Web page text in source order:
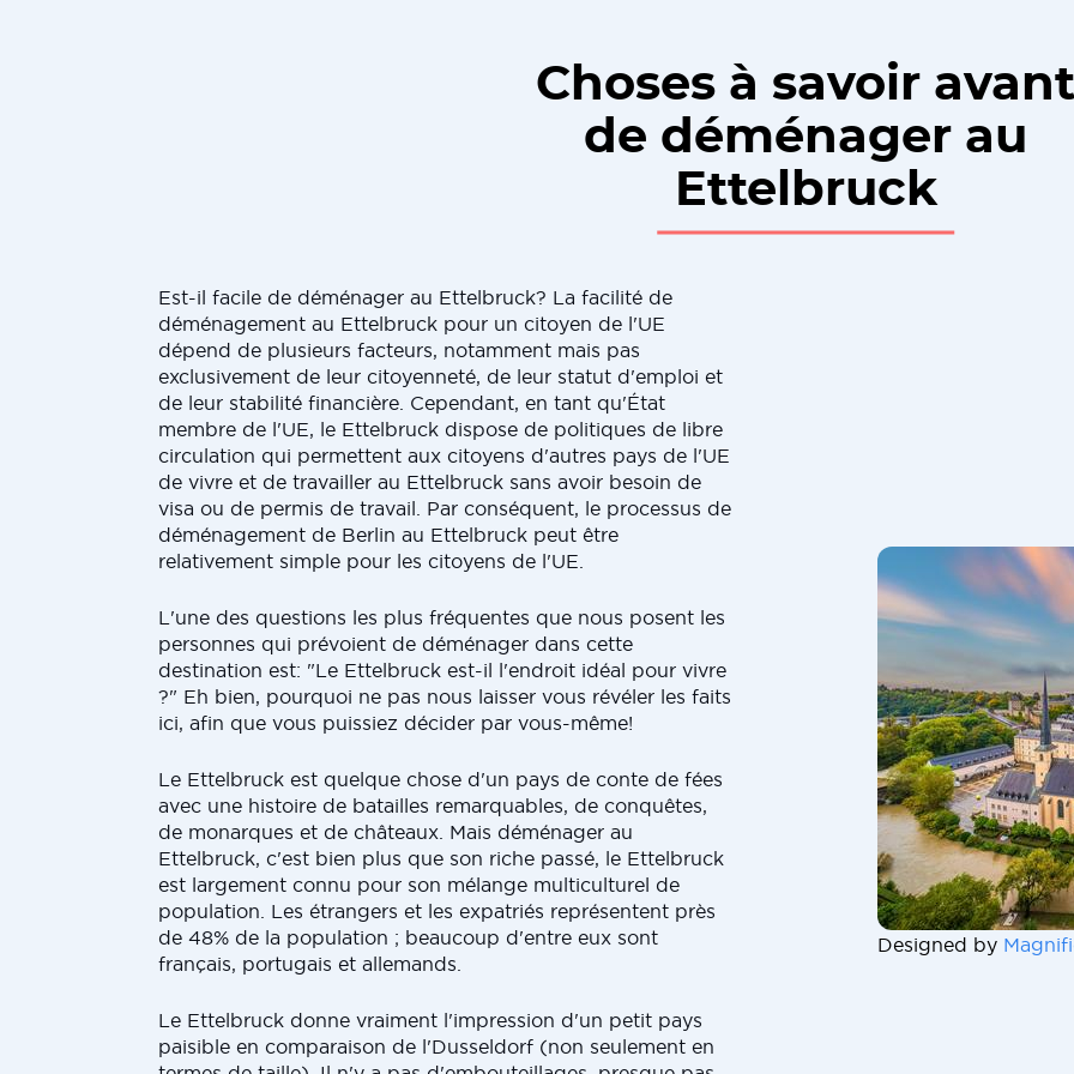
Choses à savoir avant
de déménager au
Ettelbruck
Est-il facile de déménager au Ettelbruck? La facilité de
déménagement au Ettelbruck pour un citoyen de l'UE
dépend de plusieurs facteurs, notamment mais pas
exclusivement de leur citoyenneté, de leur statut d'emploi et
de leur stabilité financière. Cependant, en tant qu'État
membre de l'UE, le Ettelbruck dispose de politiques de libre
circulation qui permettent aux citoyens d'autres pays de l'UE
de vivre et de travailler au Ettelbruck sans avoir besoin de
visa ou de permis de travail. Par conséquent, le processus de
déménagement de Berlin au Ettelbruck peut être
relativement simple pour les citoyens de l'UE.
L'une des questions les plus fréquentes que nous posent les
personnes qui prévoient de déménager dans cette
destination est: "Le Ettelbruck est-il l'endroit idéal pour vivre
?" Eh bien, pourquoi ne pas nous laisser vous révéler les faits
ici, afin que vous puissiez décider par vous-même!
Le Ettelbruck est quelque chose d'un pays de conte de fées
avec une histoire de batailles remarquables, de conquêtes,
de monarques et de châteaux. Mais déménager au
Ettelbruck, c'est bien plus que son riche passé, le Ettelbruck
est largement connu pour son mélange multiculturel de
population. Les étrangers et les expatriés représentent près
de 48% de la population ; beaucoup d'entre eux sont
français, portugais et allemands.
Le Ettelbruck donne vraiment l'impression d'un petit pays
paisible en comparaison de l'Dusseldorf (non seulement en
Designed by